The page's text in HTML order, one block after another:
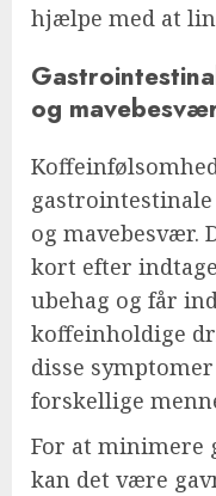
hjælpe med at
og
og mavebesvær.
kort efter
ubehag og får
koffeinholdige
disse
forskellige
For at minimere
kan det være